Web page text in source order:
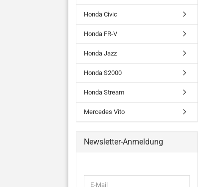
Honda Civic
Honda FR-V
Honda Jazz
Honda S2000
Honda Stream
Mercedes Vito
Newsletter-Anmeldung